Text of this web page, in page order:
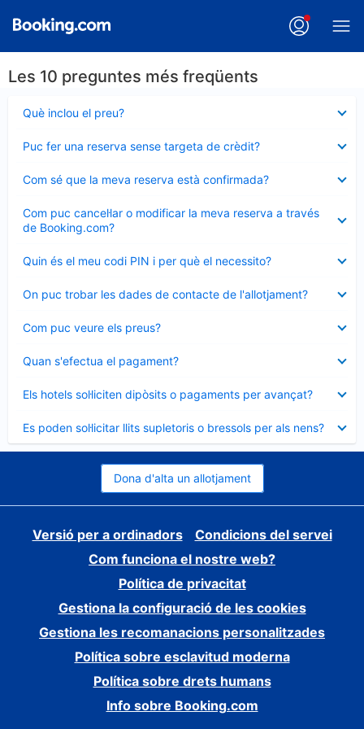
Les 10 preguntes més freqüents
Què inclou el preu?
tancat
Puc fer una reserva sense targeta de crèdit?
tancat
Com sé que la meva reserva està confirmada?
tancat
Com puc cancel·lar o modificar la meva reserva a través
de Booking.com?
tancat
Quin és el meu codi PIN i per què el necessito?
tancat
On puc trobar les dades de contacte de l'allotjament?
tancat
Com puc veure els preus?
tancat
Quan s'efectua el pagament?
tancat
Els hotels sol·liciten dipòsits o pagaments per avançat?
tancat
Es poden sol·licitar llits supletoris o bressols per als nens?
tancat
Dona d'alta un allotjament
Versió per a ordinadors
Condicions del servei
Com funciona el nostre web?
Política de privacitat
Gestiona la configuració de les cookies
Gestiona les recomanacions personalitzades
Política sobre esclavitud moderna
Política sobre drets humans
Info sobre Booking.com